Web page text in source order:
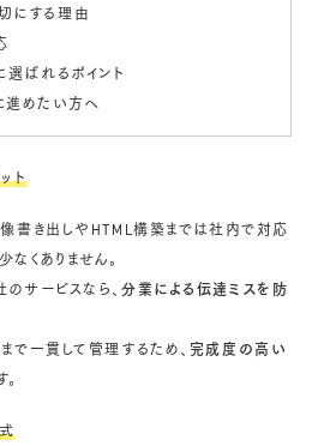
にする理由
選ばれるポイント
進めたい方へ
ト
像書き出しやHTML構築までは社内で対応
くありません。
サービスなら、 分業による伝達ミスを防
で一貫して管理するため、 完成度の高い